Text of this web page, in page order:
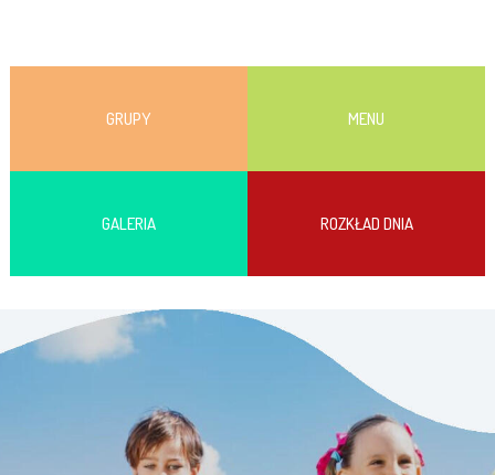
GRUPY MENU
GALERIA ROZKŁAD DNIA